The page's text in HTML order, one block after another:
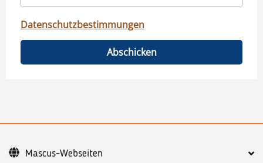
Datenschutzbestimmungen
Abschicken
Mascus-Webseiten